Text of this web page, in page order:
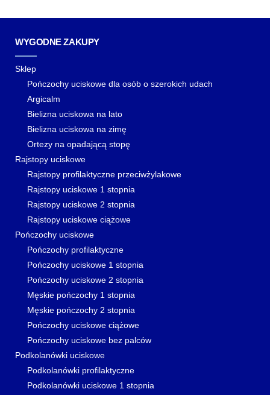
WYGODNE ZAKUPY
Sklep
Pończochy uciskowe dla osób o szerokich udach
Argicalm
Bielizna uciskowa na lato
Bielizna uciskowa na zimę
Ortezy na opadającą stopę
Rajstopy uciskowe
Rajstopy profilaktyczne przeciwżylakowe
Rajstopy uciskowe 1 stopnia
Rajstopy uciskowe 2 stopnia
Rajstopy uciskowe ciążowe
Pończochy uciskowe
Pończochy profilaktyczne
Pończochy uciskowe 1 stopnia
Pończochy uciskowe 2 stopnia
Męskie pończochy 1 stopnia
Męskie pończochy 2 stopnia
Pończochy uciskowe ciążowe
Pończochy uciskowe bez palców
Podkolanówki uciskowe
Podkolanówki profilaktyczne
Podkolanówki uciskowe 1 stopnia